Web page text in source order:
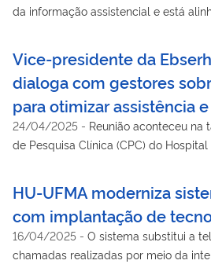
da informação assistencial e está
Vice-presidente da
dialoga com gestores
para otimizar assistência
24/04/2025 - Reunião aconteceu na
de Pesquisa Clínica (CPC) do
HU-UFMA moderniza
com implantação de
16/04/2025 - O sistema substitui a
chamadas realizadas por meio da